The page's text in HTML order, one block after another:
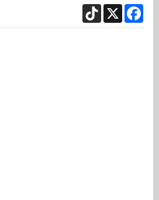
TikTok
X